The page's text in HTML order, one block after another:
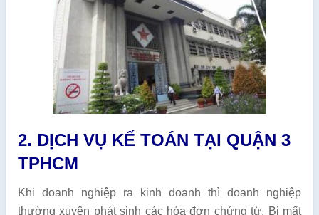
2. DỊCH VỤ KẾ TOÁN TẠI QUẬN 3
TPHCM
Khi doanh nghiệp ra kinh doanh thì doanh nghiệp
thường xuyên phát sinh các hóa đơn chứng từ. Bị mất